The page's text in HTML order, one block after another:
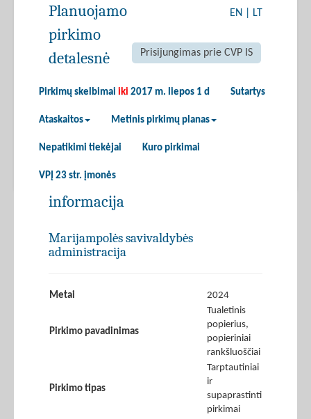
EN LT
Prisijungimas prie CVP IS
Pirkimų skelbimai iki 2017 m. liepos 1 d Sutartys
Ataskaitos Metinis pirkimų planas
Nepatikimi tiekėjai Kuro pirkimai
VPĮ 23 str. įmonės
Planuojamo
pirkimo
detalesnė
informacija
Marijampolės savivaldybės
administracija
Metai 2024
Pirkimo pavadinimas
Tualetinis
popierius,
popieriniai
rankšluoščiai
Pirkimo tipas
Tarptautiniai
ir
supaprastinti
pirkimai